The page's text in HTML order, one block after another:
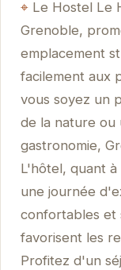
Le Hostel Le
Grenoble,
emplacement
facilement aux
vous soyez un
de la nature ou
gastronomie,
L'hôtel, quant
une journée
confortables et
favorisent les
Profitez d'un